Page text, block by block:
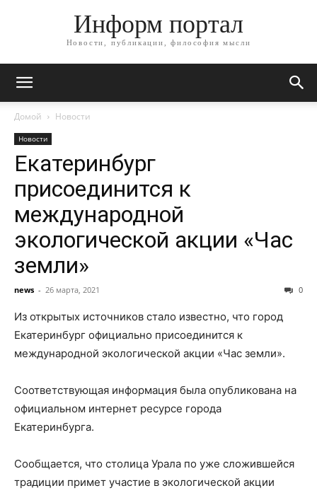
Информ портал
Новости, публикации, философия мысли
Домой Новости
Новости
Екатеринбург
присоединится к
международной
экологической акции «Час
земли»
news - 26 марта, 2021 0
Из открытых источников стало известно, что город
Екатеринбург официально присоединится к
международной экологической акции «Час земли».
Соответствующая информация была опубликована на
официальном интернет ресурсе города
Екатеринбурга.
Сообщается, что столица Урала по уже сложившейся
традиции примет участие в экологической акции